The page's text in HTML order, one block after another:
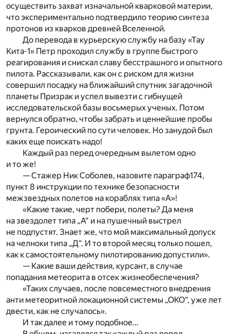
осуществить захват изначальной кварковой материи,
что экспериментально подтвердило теорию синтеза
протонов из кварков древней Вселенной.
До перевода в курьерскую службу на базу «Тау
Кита-1» Петр проходил службу в группе быстрого
реагирования и снискал славу бесстрашного и опытного
пилота. Рассказывали, как он с риском для жизни
совершил посадку на ближайший спутник загадочной
планеты Призрак и успел вывезти с гибнущей
исследовательской базы восьмерых ученых. Потом
вернулся обратно, чтобы забрать и ценнейшие пробы
грунта. Героический по сути человек. Но занудой был
каких еще поискать надо!
Каждый раз перед очередным вылетом одно
и то же!
— Стажер Ник Соболев, назовите параграф174,
пункт 8 инструкции по технике безопасности
межзвездных полетов на кораблях типа «А»!
«Какие такие, черт побери, полеты? Да меня
на звездолет типа „А“ и на пушечный выстрел
не подпустят. Знает же, что мой максимальный допуск
на челноки типа „Д“. И то второй месяц только пошел,
как к самостоятельному пилотированию допустили».
— Какие ваши действия, курсант, в случае
попадания метеорита в отсек жизнеобеспечения?
«Таких случаев, после повсеместного внедрения
анти метеоритной локационной системы „ОКО“, уже лет
двести, как не случалось».
И так далее и тому подобное…